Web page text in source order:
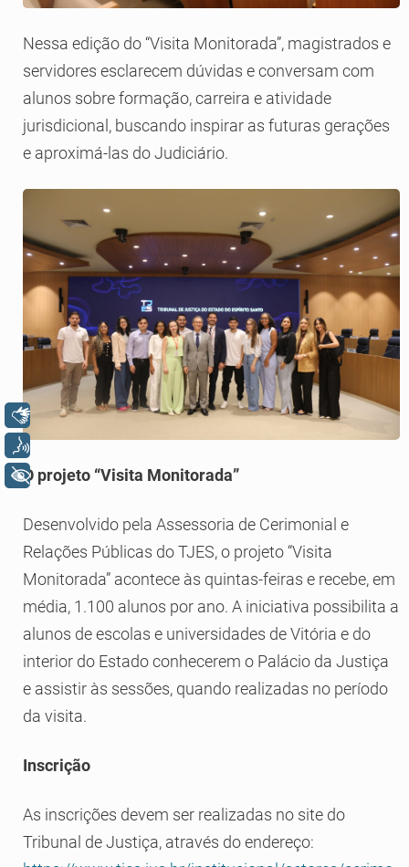
Nessa edição do “Visita Monitorada”, magistrados e
servidores esclarecem dúvidas e conversam com
alunos sobre formação, carreira e atividade
jurisdicional, buscando inspirar as futuras gerações
e aproximá-las do Judiciário.
O projeto “Visita Monitorada”
Desenvolvido pela Assessoria de Cerimonial e
Relações Públicas do TJES, o projeto “Visita
Monitorada” acontece às quintas-feiras e recebe, em
média, 1.100 alunos por ano. A iniciativa possibilita a
alunos de escolas e universidades de Vitória e do
interior do Estado conhecerem o Palácio da Justiça
e assistir às sessões, quando realizadas no período
da visita.
Inscrição
As inscrições devem ser realizadas no site do
Tribunal de Justiça, através do endereço:
Libras
Voz
+ Acessibilidade